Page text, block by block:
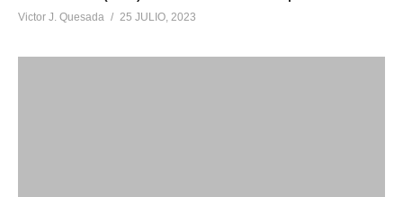
Victor J. Quesada 25 JULIO, 2023